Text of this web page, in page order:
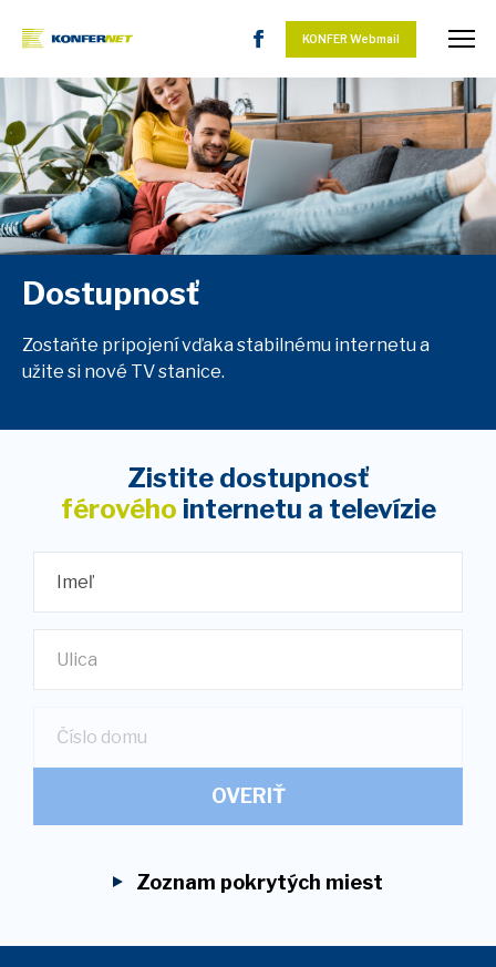
KONFER Webmail
Dostupnosť
Zostaňte pripojení vďaka stabilnému internetu a
užite si nové TV stanice.
Zistite dostupnosť
férového internetu a televízie
Imeľ
Ulica
OVERIŤ
Zoznam pokrytých miest